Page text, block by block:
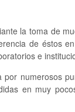
la toma de
de éstos
e
numerosos
en muy